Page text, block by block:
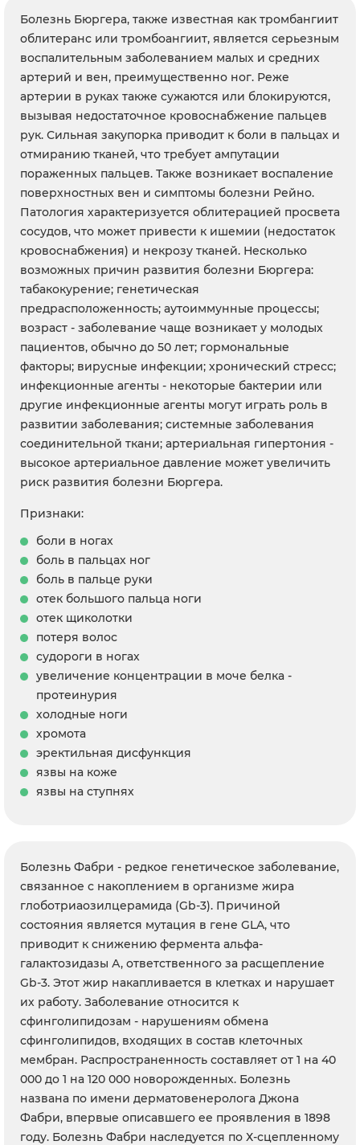
Болезнь Бюргера, также известная как тромбангиит
облитеранс или тромбоангиит, является серьезным
воспалительным заболеванием малых и средних
артерий и вен, преимущественно ног. Реже
артерии в руках также сужаются или блокируются,
вызывая недостаточное кровоснабжение пальцев
рук. Сильная закупорка приводит к боли в пальцах и
отмиранию тканей, что требует ампутации
пораженных пальцев. Также возникает воспаление
поверхностных вен и симптомы болезни Рейно.
Патология характеризуется облитерацией просвета
сосудов, что может привести к ишемии (недостаток
кровоснабжения) и некрозу тканей. Несколько
возможных причин развития болезни Бюргера:
табакокурение; генетическая
предрасположенность; аутоиммунные процессы;
возраст - заболевание чаще возникает у молодых
пациентов, обычно до 50 лет; гормональные
факторы; вирусные инфекции; хронический стресс;
инфекционные агенты - некоторые бактерии или
другие инфекционные агенты могут играть роль в
развитии заболевания; системные заболевания
соединительной ткани; артериальная гипертония -
высокое артериальное давление может увеличить
риск развития болезни Бюргера.
Признаки:
боли в ногах
боль в пальцах ног
боль в пальце руки
отек большого пальца ноги
отек щиколотки
потеря волос
судороги в ногах
увеличение концентрации в моче белка -
протеинурия
холодные ноги
хромота
эректильная дисфункция
язвы на коже
язвы на ступнях
Болезнь Фабри - редкое генетическое заболевание,
связанное с накоплением в организме жира
глоботриаозилцерамида (Gb-3). Причиной
состояния является мутация в гене GLA, что
приводит к снижению фермента альфа-
галактозидазы А, ответственного за расщепление
Gb-3. Этот жир накапливается в клетках и нарушает
их работу. Заболевание относится к
сфинголипидозам - нарушениям обмена
сфинголипидов, входящих в состав клеточных
мембран. Распространенность составляет от 1 на 40
000 до 1 на 120 000 новорожденных. Болезнь
названа по имени дерматовенеролога Джона
Фабри, впервые описавшего ее проявления в 1898
году. Болезнь Фабри наследуется по Х-сцепленному